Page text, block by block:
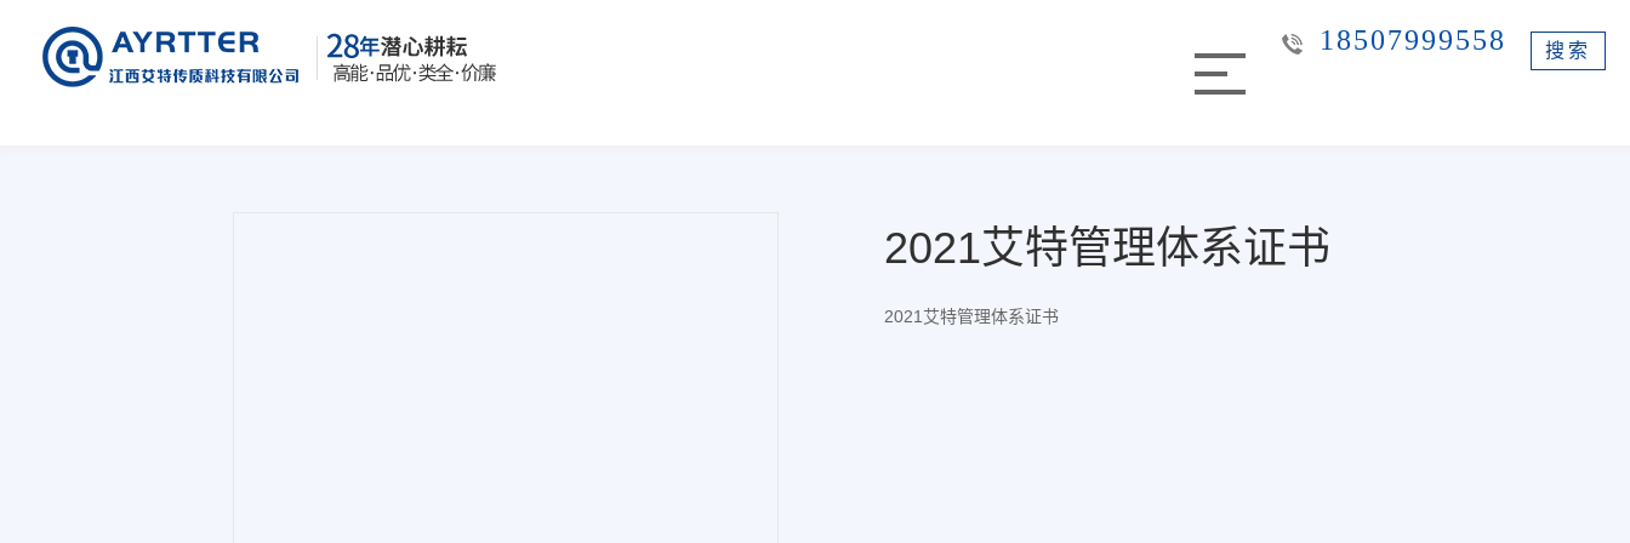
18507999558 搜索
2021艾特管理体系证书
2021艾特管理体系证书